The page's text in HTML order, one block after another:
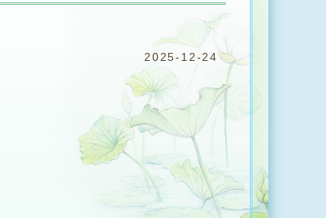
2025-12-24